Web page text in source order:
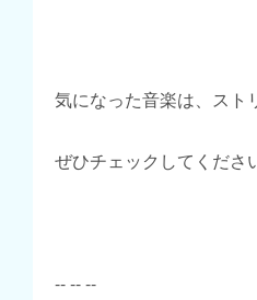
気になった音楽は、スト
ぜひチェックしてくださ
-- -- --